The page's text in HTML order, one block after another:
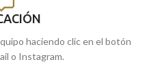
haciendo clic en el botón
o Instagram.